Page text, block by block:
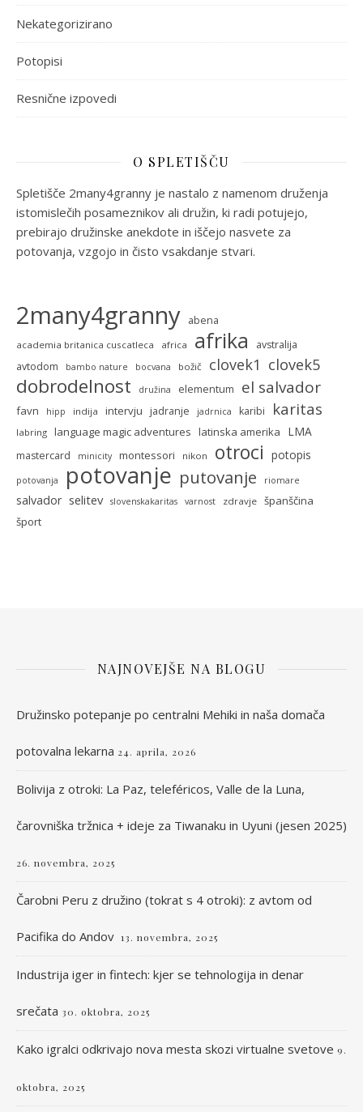
Nekategorizirano
Potopisi
Resnične izpovedi
O SPLETIŠČU
Spletišče 2many4granny je nastalo z namenom druženja
istomislečih posameznikov ali družin, ki radi potujejo,
prebirajo družinske anekdote in iščejo nasvete za
potovanja, vzgojo in čisto vsakdanje stvari.
2many4granny abena
academia britanica cuscatleca africa afrika
avstralija
avtodom
bambo nature bocvana božič clovek1 clovek5
dobrodelnost družina elementum el salvador
favn hipp indija intervju jadranje jadrnica karibi karitas
labring language magic adventures latinska amerika LMA
mastercard minicity montessori nikon otroci potopis
potovanja potovanje putovanje riomare
salvador selitev slovenskakaritas varnost zdravje španščina
šport
NAJNOVEJŠE NA BLOGU
Družinsko potepanje po centralni Mehiki in naša domača
potovalna lekarna 24. aprila, 2026
Bolivija z otroki: La Paz, teleféricos, Valle de la Luna,
čarovniška tržnica + ideje za Tiwanaku in Uyuni (jesen 2025)
26. novembra, 2025
Čarobni Peru z družino (tokrat s 4 otroki): z avtom od
Pacifika do Andov 13. novembra, 2025
Industrija iger in fintech: kjer se tehnologija in denar
srečata 30. oktobra, 2025
Kako igralci odkrivajo nova mesta skozi virtualne svetove 9.
oktobra, 2025